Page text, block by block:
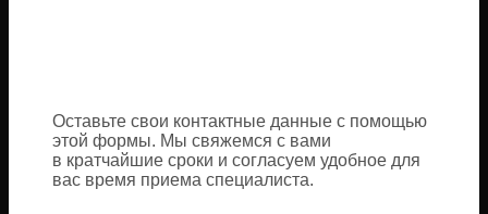
Оставьте свои контактные данные с помощью
этой формы. Мы свяжемся с вами
в кратчайшие сроки и согласуем удобное для
вас время приема специалиста.